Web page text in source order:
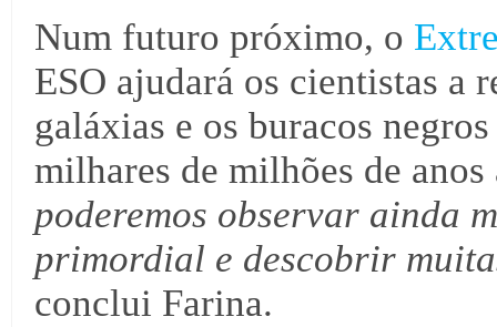
Num futuro próximo, o
ESO ajudará os cientistas a
galáxias e os buracos
milhares de milhões de
poderemos observar ainda
primordial e descobrir
conclui Farina.